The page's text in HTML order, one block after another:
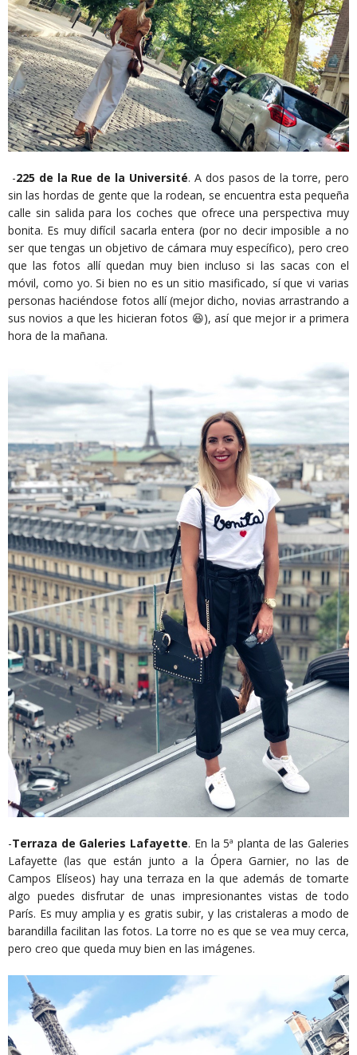
-225 de la Rue de la Université. A dos pasos de la torre, pero
sin las hordas de gente que la rodean, se encuentra esta pequeña
calle sin salida para los coches que ofrece una perspectiva muy
bonita. Es muy difícil sacarla entera (por no decir imposible a no
ser que tengas un objetivo de cámara muy específico), pero creo
que las fotos allí quedan muy bien incluso si las sacas con el
móvil, como yo. Si bien no es un sitio masificado, sí que vi varias
personas haciéndose fotos allí (mejor dicho, novias arrastrando a
sus novios a que les hicieran fotos 😆), así que mejor ir a primera
hora de la mañana.
-Terraza de Galeries Lafayette. En la 5ª planta de las Galeries
Lafayette (las que están junto a la Ópera Garnier, no las de
Campos Elíseos) hay una terraza en la que además de tomarte
algo puedes disfrutar de unas impresionantes vistas de todo
París. Es muy amplia y es gratis subir, y las cristaleras a modo de
barandilla facilitan las fotos. La torre no es que se vea muy cerca,
pero creo que queda muy bien en las imágenes.